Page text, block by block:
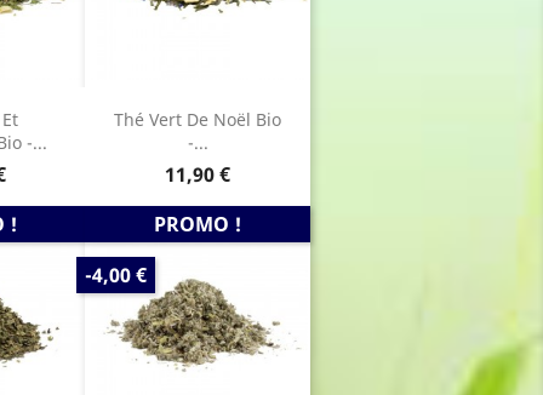
-...
Thé Vert De Noël Bio
-...
Prix
11,90 €
!
PROMO !
PRIX
DE
BASE
-4,00 €